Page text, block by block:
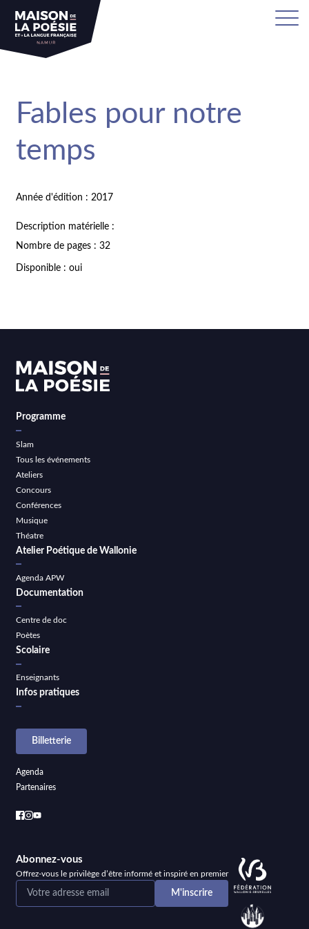
Fables pour notre
temps
Année d'édition : 2017
Description matérielle :
Nombre de pages : 32
Disponible : oui
Programme
Slam
Tous les événements
Ateliers
Concours
Conférences
Musique
Théatre
Atelier Poétique de Wallonie
Agenda APW
Documentation
Centre de doc
Poètes
Scolaire
Enseignants
Infos pratiques
Billetterie
Agenda
Partenaires
Abonnez-vous
Offrez-vous le privilège d’être informé et inspiré en premier